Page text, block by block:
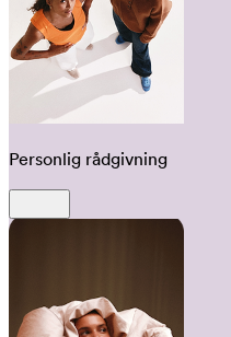
Personlig rådgivning